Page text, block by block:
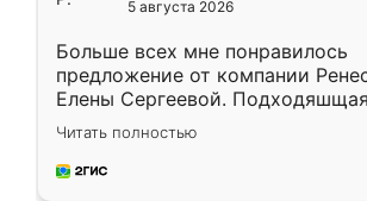
5 августа 2026
Больше всех мне понравилось
предложение от компании
Елены Сергеевой.
короткие сроки изготовления.
для замера сотрудник Владислав
предложил по моему эскизу
Читать полностью